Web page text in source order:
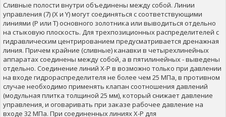
Сливные полости внутри объединены между собой. Линии
управления (7) (X и Y) могут соединяться с соответствующими
линиями (P или Т) основного золотника или выводиться отдельно
на стыковую плоскость. Для трехпозиционных распределителей с
гидравлическим центрированием предусматривается дренажная
линия. Причем крайние (сливные) канавки в четырехлинейных
аппаратах соединены между собой, а в пятилинейных - выведены
отдельно. Соединение линий Х-Р в возможно только при давлении
на входе гидрораспределителя не более чем 25 МПа, в противном
случае необходимо применять клапан соотношения давлений
(модульная плитка толщиной 25 мм), который снижает давление
управления, и оговаривать при заказе рабочее давление на
входе 32 МПа. При соединенных линиях Х-Р для